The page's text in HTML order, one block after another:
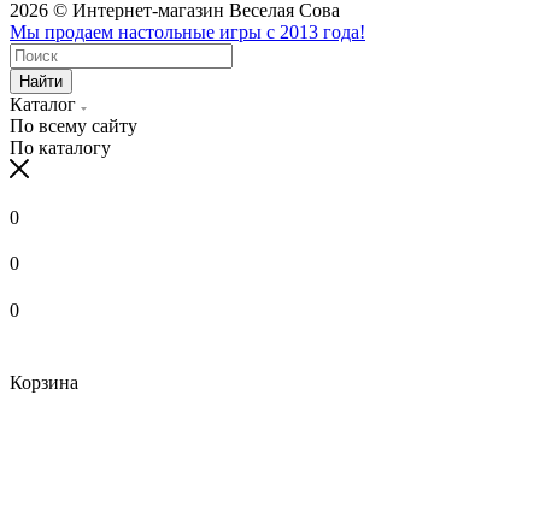
2026 © Интернет-магазин Веселая Сова
Мы продаем настольные игры с 2013 года!
Найти
Каталог
По всему сайту
По каталогу
0
0
0
Корзина